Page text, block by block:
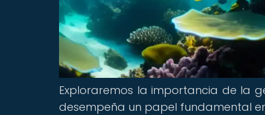
Exploraremos la importancia de la
desempeña un papel fundamental